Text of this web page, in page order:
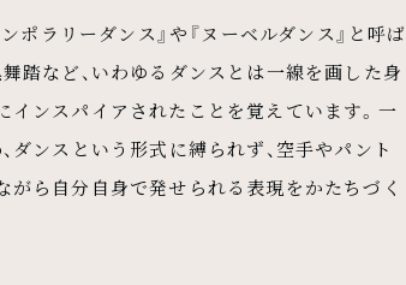
ポラリーダンス』や『ヌーベルダンス』と呼ば
踏など、いわゆるダンスとは一線を画した身
ンスパイアされたことを覚えています。一
ダンスという形式に縛られず、空手やパント
ら自分自身で発せられる表現をかたちづく